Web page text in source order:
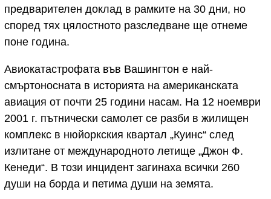
предварителен доклад в рамките на 30 дни, но
според тях цялостното разследване ще отнеме
поне година.
Авиокатастрофата във Вашингтон е най-
смъртоносната в историята на американската
авиация от почти 25 години насам. На 12 ноември
2001 г. пътнически самолет се разби в жилищен
комплекс в нюйоркския квартал „Куинс“ след
излитане от международното летище „Джон Ф.
Кенеди“. В този инцидент загинаха всички 260
души на борда и петима души на земята.